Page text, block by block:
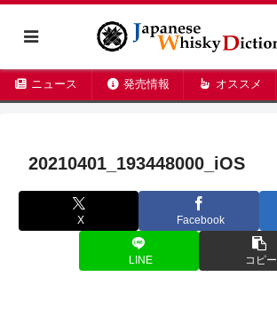
ニュース 発売情報 オススメ
20210401_193448000_iOS
X Facebook
LINE コピー